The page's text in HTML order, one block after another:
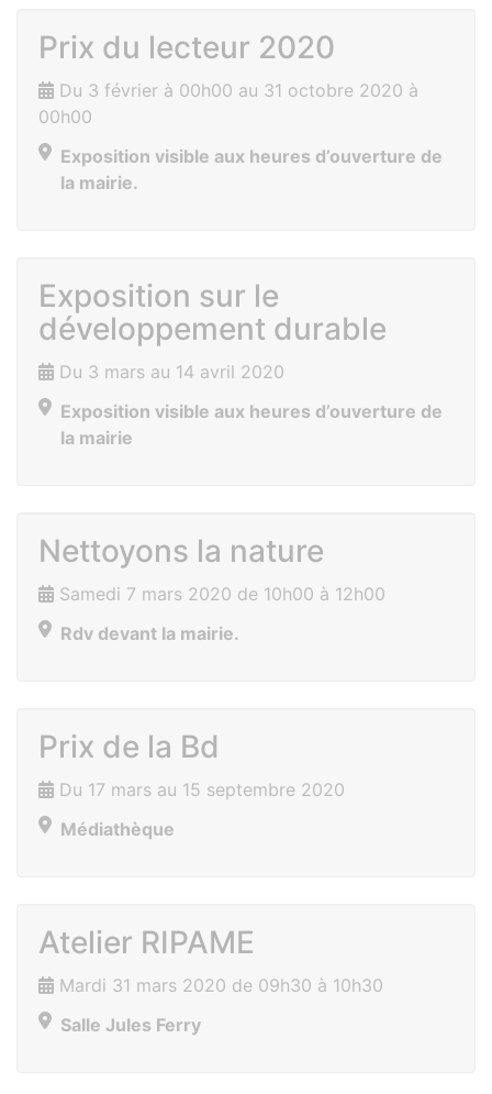
Prix du lecteur 2020
Du 3 février à 00h00 au 31 octobre 2020 à
00h00
Exposition visible aux heures d’ouverture de
la mairie.
Exposition sur le
développement durable
Du 3 mars au 14 avril 2020
Exposition visible aux heures d’ouverture de
la mairie
Nettoyons la nature
Samedi 7 mars 2020 de 10h00 à 12h00
Rdv devant la mairie.
Prix de la Bd
Du 17 mars au 15 septembre 2020
Médiathèque
Atelier RIPAME
Mardi 31 mars 2020 de 09h30 à 10h30
Salle Jules Ferry